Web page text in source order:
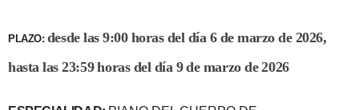
PLAZO: desde las 9:00 horas del día 6 de marzo de 2026,
hasta las 23:59 horas del día 9 de marzo de 2026